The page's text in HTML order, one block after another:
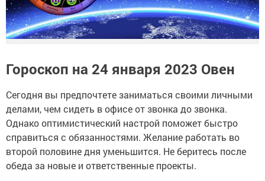
Гороскоп на 24 января 2023 Овен
Сегодня вы предпочтете заниматься своими личными
делами, чем сидеть в офисе от звонка до звонка.
Однако оптимистический настрой поможет быстро
справиться с обязанностями. Желание работать во
второй половине дня уменьшится. Не беритесь после
обеда за новые и ответственные проекты.